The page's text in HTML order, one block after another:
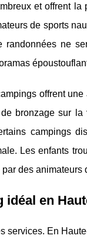
et offrent
de sports
ne
offrent
bronzage sur la
campings
Les enfants
des animateurs
en
services. En